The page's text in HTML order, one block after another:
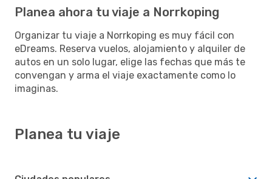
Planea ahora tu viaje a Norrkoping
Organizar tu viaje a Norrkoping es muy fácil con
eDreams. Reserva vuelos, alojamiento y alquiler de
autos en un solo lugar, elige las fechas que más te
convengan y arma el viaje exactamente como lo
imaginas.
Planea tu viaje